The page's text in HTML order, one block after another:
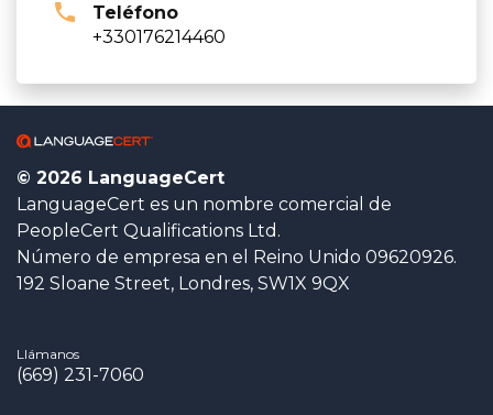
Teléfono
+330176214460
© 2026 LanguageCert
LanguageCert es un nombre comercial de
PeopleCert Qualifications Ltd.
Número de empresa en el Reino Unido 09620926.
192 Sloane Street, Londres, SW1X 9QX
Llámanos
(669) 231-7060